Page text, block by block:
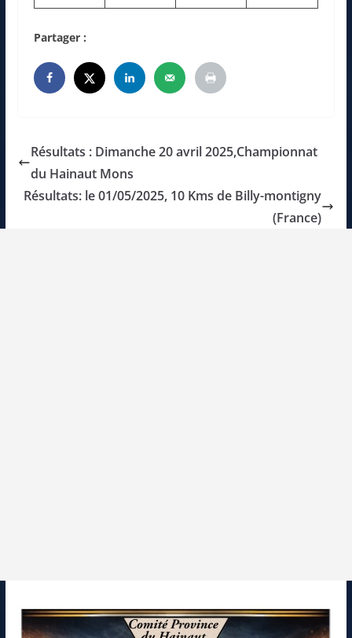
Partager :
Résultats : Dimanche 20 avril 2025,Championnat
du Hainaut Mons
Résultats: le 01/05/2025, 10 Kms de Billy-montigny
(France)